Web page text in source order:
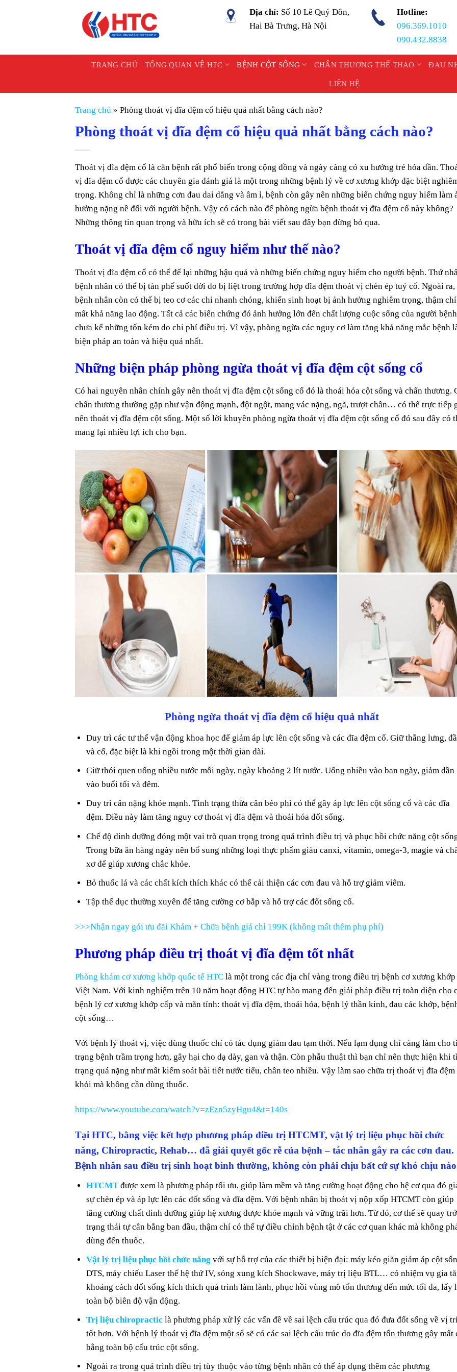
Địa chỉ: Số 10 Lê Quý Đôn,
Hai Bà Trưng, Hà Nội
Hotline:
096.369.1010
090.432.8838
TRANG CHỦ TỔNG QUAN VỀ HTC BỆNH CỘT SỐNG CHẤN THƯƠNG THỂ THAO ĐAU
LIÊN HỆ
Trang chủ » Phòng thoát vị đĩa đệm cổ hiệu quả nhất bằng cách nào?
Phòng thoát vị đĩa đệm cổ hiệu quả nhất bằng cách nào?
Thoát vị đĩa đệm cổ là căn bệnh rất phổ biến trong cộng đồng và ngày càng có xu hướng trẻ hóa dần.
vị đĩa đệm cổ được các chuyên gia đánh giá là một trong những bệnh lý về cơ xương khớp đặc biệt
trọng. Không chỉ là những cơn đau dai dẳng và âm ỉ, bệnh còn gây nên những biến chứng nguy hiểm làm
hưởng nặng nề đối với người bệnh. Vậy có cách nào để phòng ngừa bệnh thoát vị đĩa đệm cổ này không?
Những thông tin quan trọng và hữu ích sẽ có trong bài viết sau đây bạn đừng bỏ qua.
Thoát vị đĩa đệm cổ nguy hiểm như thế nào?
Thoát vị đĩa đệm cổ có thể để lại những hậu quả và những biến chứng nguy hiểm cho người bệnh. Thứ
bệnh nhân có thể bị tàn phế suốt đời do bị liệt trong trường hợp đĩa đệm thoát vị chèn ép tuỷ cổ. Ngoài ra,
bệnh nhân còn có thể bị teo cơ các chi nhanh chóng, khiến sinh hoạt bị ảnh hưởng nghiêm trọng, thậm chí
mất khả năng lao động. Tất cả các biến chứng đó ảnh hưởng lớn đến chất lượng cuộc sống của người
chưa kể những tốn kém do chi phí điều trị. Vì vậy, phòng ngừa các nguy cơ làm tăng khả năng mắc bệnh
biện pháp an toàn và hiệu quả nhất.
Những biện pháp phòng ngừa thoát vị đĩa đệm cột sống cổ
Có hai nguyên nhân chính gây nên thoát vị đĩa đệm cột sống cổ đó là thoái hóa cột sống và chấn thương.
chấn thương thường gặp như vận động mạnh, đột ngột, mang vác nặng, ngã, trượt chân… có thể trực tiếp
nên thoát vị đĩa đệm cột sống. Một số lời khuyên phòng ngừa thoát vị đĩa đệm cột sống cổ đó sau đây có
mang lại nhiều lợi ích cho bạn.
Phòng ngừa thoát vị đĩa đệm cổ hiệu quả nhất
Duy trì các tư thế vận động khoa học để giảm áp lực lên cột sống và các đĩa đệm cổ. Giữ thẳng lưng,
và cổ, đặc biệt là khi ngồi trong một thời gian dài.
Giữ thói quen uống nhiều nước mỗi ngày, ngày khoảng 2 lít nước. Uống nhiều vào ban ngày, giảm dần
vào buổi tối và đêm.
Duy trì cân nặng khỏe mạnh. Tình trạng thừa cân béo phì có thể gây áp lực lên cột sống cổ và các đĩa
đệm. Điều này làm tăng nguy cơ thoát vị đĩa đệm và thoái hóa đốt sống.
Chế độ dinh dưỡng đóng một vai trò quan trọng trong quá trình điều trị và phục hồi chức năng cột
Trong bữa ăn hàng ngày nên bổ sung những loại thực phẩm giàu canxi, vitamin, omega-3, magie và
xơ để giúp xương chắc khỏe.
Bỏ thuốc lá và các chất kích thích khác có thể cải thiện các cơn đau và hỗ trợ giảm viêm.
Tập thể dục thường xuyên để tăng cường cơ bắp và hỗ trợ các đốt sống cổ.
>>>Nhận ngay gói ưu đãi Khám + Chữa bệnh giá chỉ 199K (không mất thêm phụ phí)
Phương pháp điều trị thoát vị đĩa đệm tốt nhất
Phòng khám cơ xương khớp quốc tế HTC là một trong các địa chỉ vàng trong điều trị bệnh cơ xương khớp
Việt Nam. Với kinh nghiệm trên 10 năm hoạt động HTC tự hào mang đến giải pháp điều trị toàn diện cho
bệnh lý cơ xương khớp cấp và mãn tính: thoát vị đĩa đệm, thoái hóa, bệnh lý thần kinh, đau các khớp,
cột sống…
Với bệnh lý thoát vị, việc dùng thuốc chỉ có tác dụng giảm đau tạm thời. Nếu lạm dụng chỉ càng làm cho
trạng bệnh trầm trọng hơn, gây hại cho dạ dày, gan và thận. Còn phẫu thuật thì bạn chỉ nên thực hiện khi
trạng quá nặng như mất kiểm soát bài tiết nước tiểu, chân teo nhiều. Vậy làm sao chữa trị thoát vị đĩa đệm
khỏi mà không cần dùng thuốc.
https://www.youtube.com/watch?v=zEzn5zyHgu4&t=140s
Tại HTC, bằng việc kết hợp phương pháp điều trị HTCMT, vật lý trị liệu phục hồi chức
năng, Chiropractic, Rehab… đã giải quyết gốc rễ của bệnh – tác nhân gây ra các cơn đau.
Bệnh nhân sau điều trị sinh hoạt bình thường, không còn phải chịu bất cứ sự khó chịu
HTCMT được xem là phương pháp tối ưu, giúp làm mềm và tăng cường hoạt động cho hệ cơ qua đó
sự chèn ép và áp lực lên các đốt sống và đĩa đệm. Với bệnh nhân bị thoát vị nộp xốp HTCMT còn giúp
tăng cường chất dinh dưỡng giúp hệ xương được khỏe mạnh và vững trãi hơn. Từ đó, cơ thể sẽ quay
trạng thái tự cân bằng ban đầu, thậm chí có thể tự điều chỉnh bệnh tật ở các cơ quan khác mà không
dùng đến thuốc.
Vật lý trị liệu phục hồi chức năng với sự hỗ trợ của các thiết bị hiện đại: máy kéo giãn giảm áp cột
DTS, máy chiếu Laser thế hệ thứ IV, sóng xung kích Shockwave, máy trị liệu BTL… có nhiệm vụ gia
khoảng cách đốt sống kích thích quá trình làm lành, phục hồi vùng mô tổn thương đến mức tối đa, lấy
toàn bộ biên độ vận động.
Trị liệu chiropractic là phương pháp xử lý các vấn đề về sai lệch cấu trúc qua đó đưa đốt sống về vị
tốt hơn. Với bệnh lý thoát vị đĩa đệm một số sẽ có các sai lệch cấu trúc do đĩa đệm tổn thương gây mất
bằng toàn bộ cấu trúc cột sống.
Ngoài ra trong quá trình điều trị tùy thuộc vào từng bệnh nhân có thể áp dụng thêm các phương